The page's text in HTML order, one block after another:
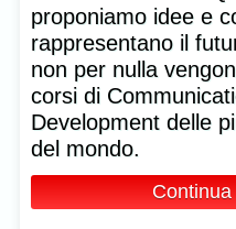
proponiamo idee e
rappresentano il
non per nulla
corsi di
Development delle
del mondo.